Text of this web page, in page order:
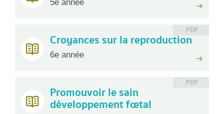
5e année
.PDF
Croyances sur la reproduction
6e année
.PDF
Promouvoir le sain
développement fœtal